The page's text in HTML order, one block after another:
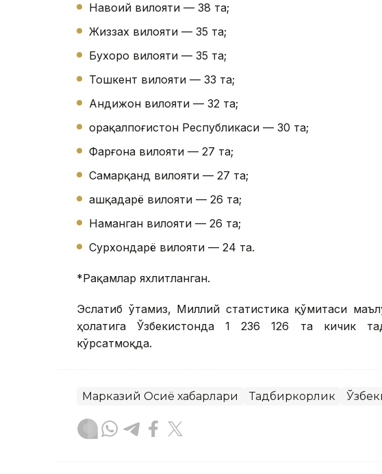
Навоий вилояти — 38 та;
Жиззах вилояти — 35 та;
Бухоро вилояти — 35 та;
Тошкент вилояти — 33 та;
Андижон вилояти — 32 та;
Қорақалпоғистон Республикаси — 30 та;
Фарғона вилояти — 27 та;
Самарқанд вилояти — 27 та;
Қашқадарё вилояти — 26 та;
Наманган вилояти — 26 та;
Сурхондарё вилояти — 24 та.
*Рақамлар яхлитланган.
Эслатиб ўтамиз, Миллий статистика қўмитаси
ҳолатига Ўзбекистонда 1 236 126 та кичик
кўрсатмоқда.
Марказий Осиё хабарлари Тадбиркорлик